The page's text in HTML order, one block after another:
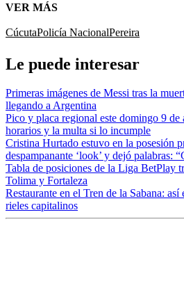
VER MÁS
CúcutaPolicía NacionalPereira
Le puede interesar
Primeras imágenes de Messi tras la
llegando a Argentina
Pico y placa regional este domingo 9 de
horarios y la multa si lo incumple
Cristina Hurtado estuvo en la posesión
despampanante ‘look’ y dejó palabras:
Tabla de posiciones de la Liga BetPlay
Tolima y Fortaleza
Restaurante en el Tren de la Sabana:
rieles capitalinos